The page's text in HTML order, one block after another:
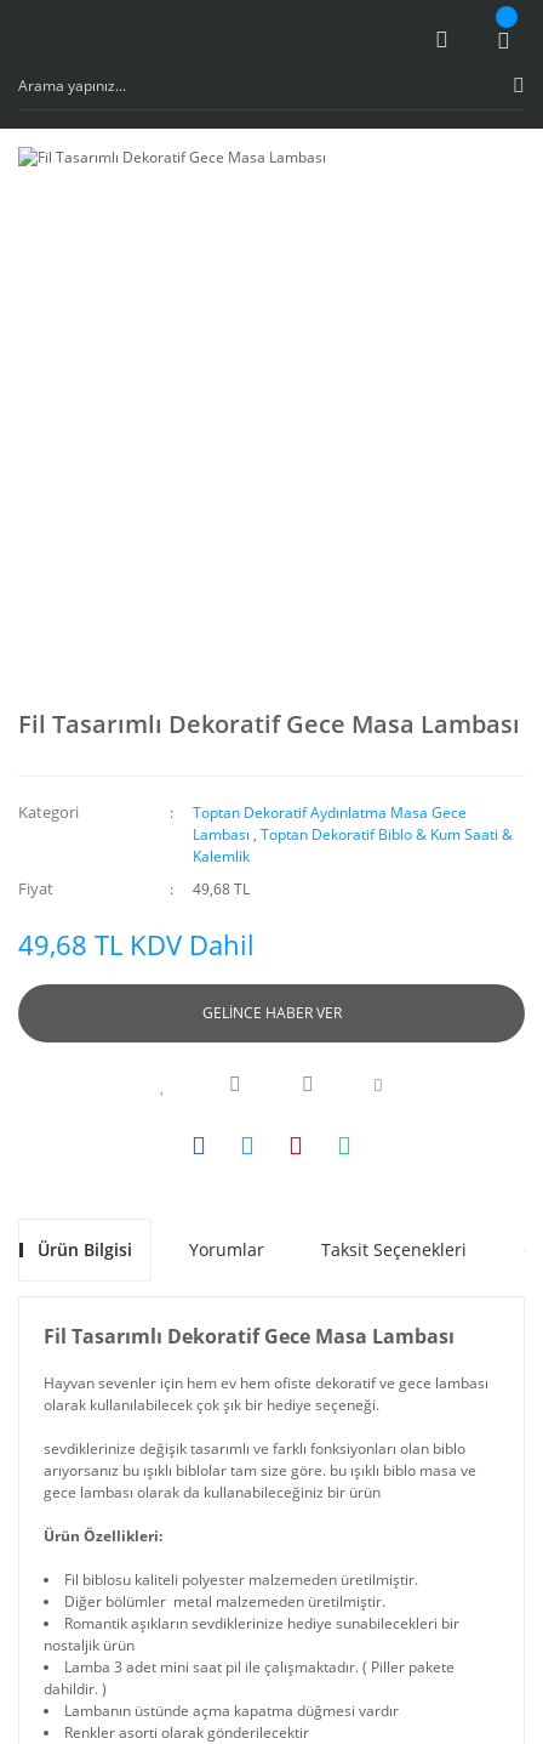
Fil Tasarımlı Dekoratif Gece Masa Lambası
Kategori
Toptan Dekoratif Aydınlatma Masa Gece
Lambası ,Toptan Dekoratif Biblo & Kum Saati &
Kalemlik
Fiyat 49,68 TL
49,68 TL KDV Dahil
GELİNCE HABER VER
Ürün Bilgisi Yorumlar Taksit Seçenekleri
Fil Tasarımlı Dekoratif Gece Masa Lambası
Hayvan sevenler için hem ev hem ofiste dekoratif ve gece lambası
olarak kullanılabilecek çok şık bir hediye seçeneği.
sevdiklerinize değişik tasarımlı ve farklı fonksiyonları olan biblo
arıyorsanız bu ışıklı biblolar tam size göre. bu ışıklı biblo masa ve
gece lambası olarak da kullanabileceğiniz bir ürün
Ürün Özellikleri:
Fil biblosu kaliteli polyester malzemeden üretilmiştir.
Diğer bölümler metal malzemeden üretilmiştir.
Romantik aşıkların sevdiklerinize hediye sunabilecekleri bir
nostaljik ürün
Lamba 3 adet mini saat pil ile çalışmaktadır. ( Piller pakete
dahildir. )
Lambanın üstünde açma kapatma düğmesi vardır
Renkler asorti olarak gönderilecektir